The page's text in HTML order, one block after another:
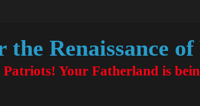
the Renaissance
Your Fatherland is